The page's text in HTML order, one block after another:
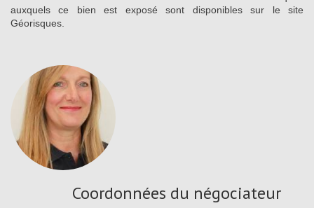
auxquels ce bien est exposé sont disponibles sur le site
Géorisques.
Coordonnées du négociateur